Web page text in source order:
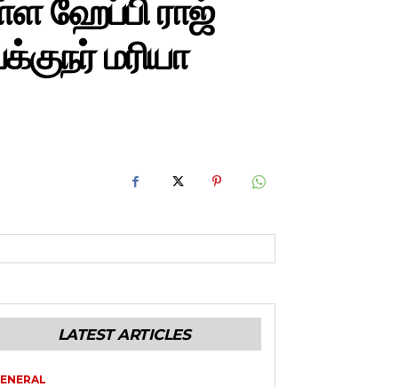
ஹேப்பி ராஜ்
மரியா
LATEST ARTICLES